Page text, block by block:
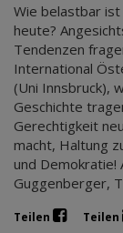
Wie belastbar
heute?
Tendenzen
International
(Uni Innsbruck),
Geschichte
Gerechtigkeit
macht, Haltung
und Demokratie!
Guggenberger, T
Teilen Teilen